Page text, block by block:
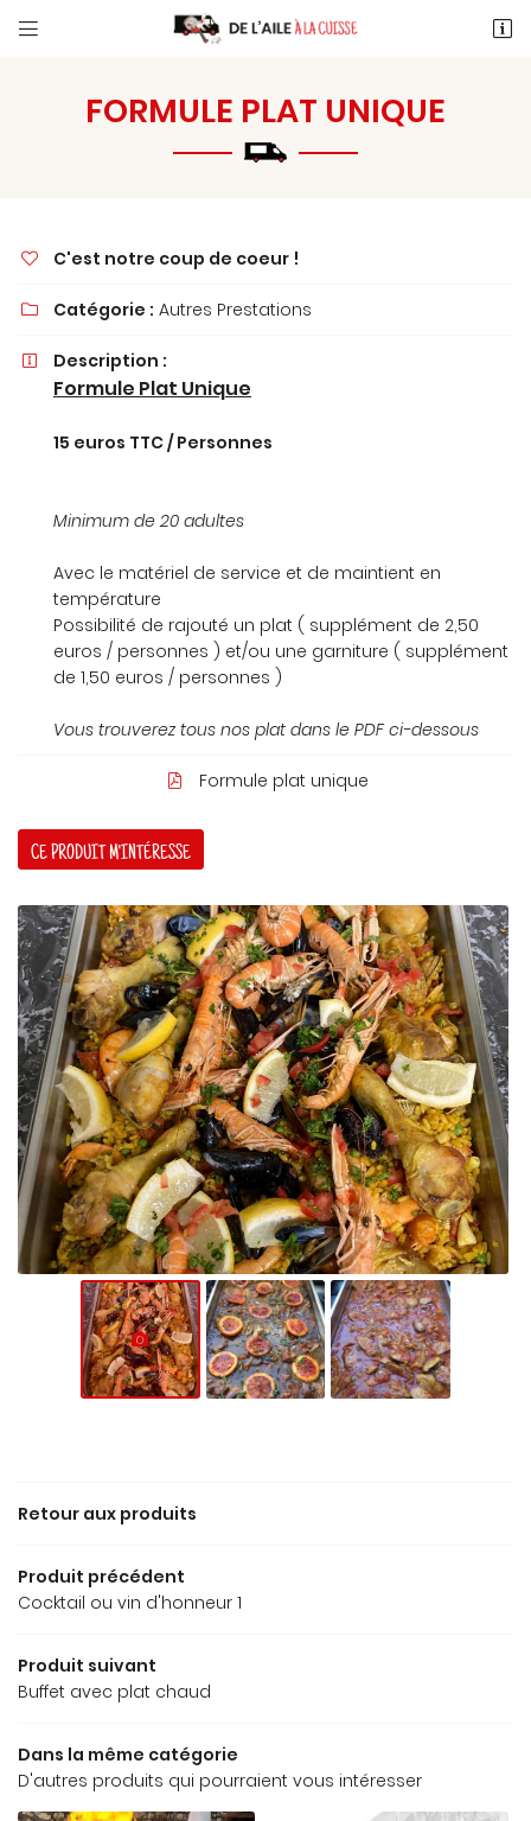

Accueil
& rôtisserie

Une
06 23 91 37
46 Route de Limours
06 23 91 37 74
 Adresse email de réception
désinscrire à tout moment en utilisant
FORMULE PLAT UNIQUE
 C'est notre coup de coeur !
 Catégorie : Autres Prestations
 Description :
Formule Plat Unique
15 euros TTC / Personnes
Minimum de 20 adultes
Avec le matériel de service et de maintient en
température
Possibilité de rajouté un plat ( supplément de 2,50
euros / personnes ) et/ou une garniture ( supplément
de 1,50 euros / personnes )
Vous trouverez tous nos plat dans le PDF ci-dessous
 Formule plat unique
CE PRODUIT M'INTÉRESSE
Retour aux produits
Produit précédent
Cocktail ou vin d'honneur 1
Produit suivant
Buffet avec plat chaud
Dans la même catégorie
D'autres produits qui pourraient vous intéresser